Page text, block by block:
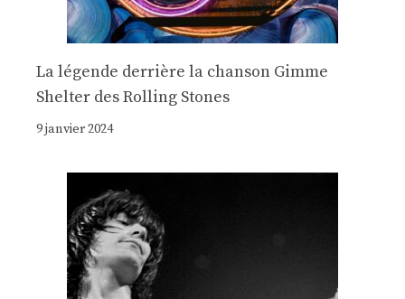
La légende derrière la chanson Gimme
Shelter des Rolling Stones
9 janvier 2024